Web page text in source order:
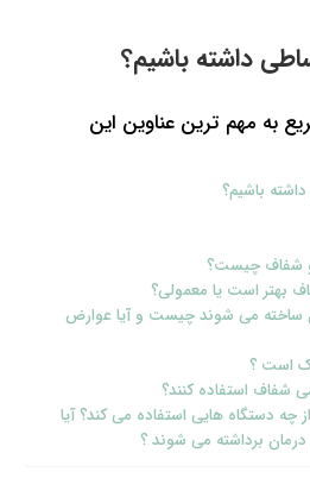
داشته باشیم؟
مهم ترین عناوین این
باشیم؟
شفاف چیست؟
بهتر است یا معمولی؟
ساخته می شوند چیست و آیا عوارض
است ؟
شفاف استفاده کنند؟
چه دستگاه هایی استفاده می کند؟ آیا
برداشته می شوند ؟